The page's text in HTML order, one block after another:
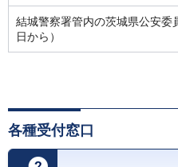
結城警察署管内の茨城県公安委
日から）
各種受付窓口